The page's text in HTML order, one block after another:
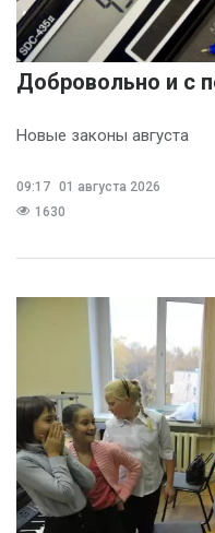
Добровольно и с
Новые законы августа
09:17 01 августа 2026
1630